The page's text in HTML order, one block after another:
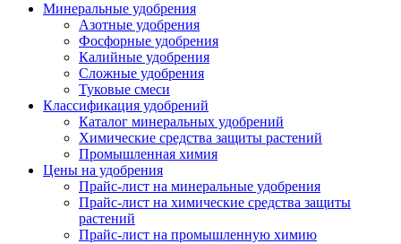
Минеральные удобрения
Азотные удобрения
Фосфорные удобрения
Калийные удобрения
Сложные удобрения
Туковые смеси
Классификация удобрений
Каталог минеральных удобрений
Химические средства защиты растений
Промышленная химия
Цены на удобрения
Прайс-лист на минеральные удобрения
Прайс-лист на химические средства защиты
растений
Прайс-лист на промышленную химию